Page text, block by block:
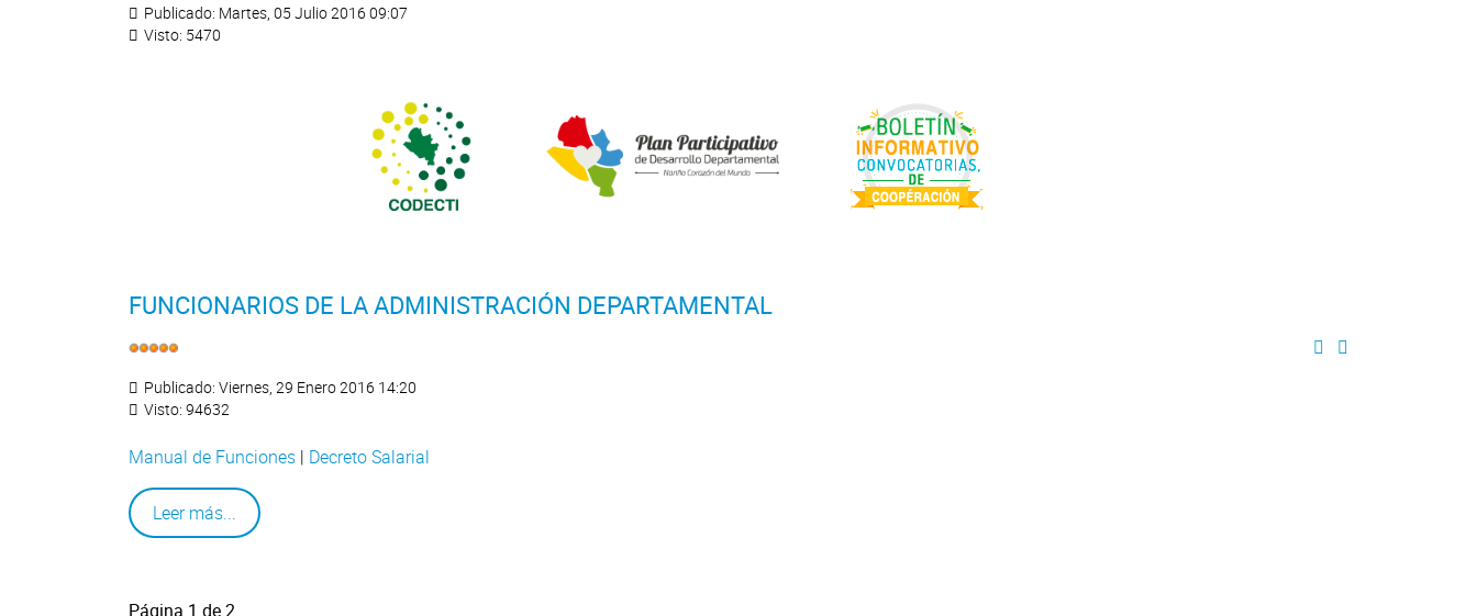
Publicado: Martes, 05 Julio 2016 09:07
Visto: 5470
FUNCIONARIOS DE LA ADMINISTRACIÓN DEPARTAMENTAL
Publicado: Viernes, 29 Enero 2016 14:20
Visto: 94632
Manual de Funciones | Decreto Salarial
Leer más...
Página 1 de 2